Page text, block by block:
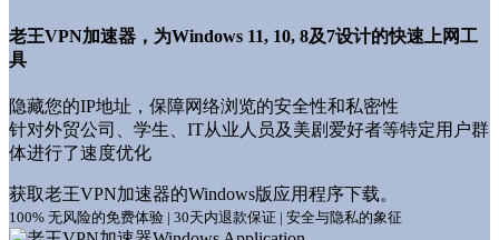
老王VPN加速器，为Windows 11, 10, 8及7设计的快速上网工
具
隐藏您的IP地址，保障网络浏览的安全性和私密性
针对外贸公司、学生、IT从业人员及美剧爱好者等特定用户群
体进行了速度优化
获取老王VPN加速器的Windows版应用程序下载。
100% 无风险的免费体验 | 30天内退款保证 | 安全与隐私的象征